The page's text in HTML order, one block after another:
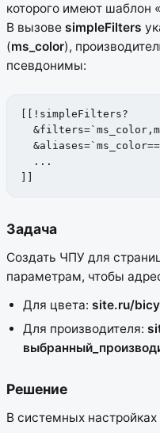
которого имеют шаблон
В вызове simpleFilters
(ms_color),
псевдонимы:
[[!simpleFilters?
  ...
Задача
Создать ЧПУ для
параметрам, чтобы
Для цвета: site.ru/
Для производителя:
Решение
В системных